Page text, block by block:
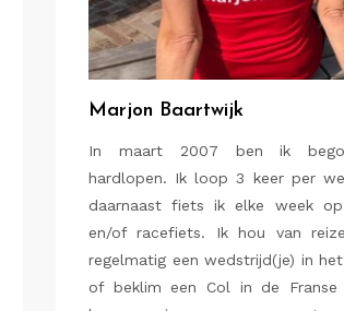
Marjon Baartwijk
In maart 2007 ben ik
hardlopen. Ik loop 3 keer per
daarnaast fiets ik elke week
en/of racefiets. Ik hou van
regelmatig een wedstrijd(je) in
of beklim een Col in de Franse